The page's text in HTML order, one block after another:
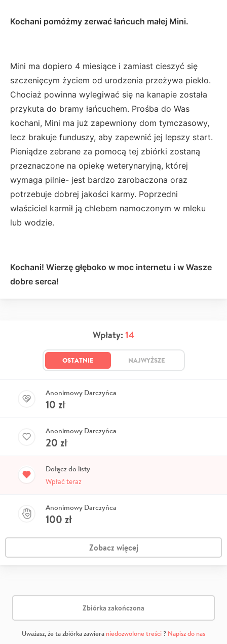
Kochani pomóżmy zerwać łańcuch małej Mini.
Mini ma dopiero 4 miesiące i zamiast cieszyć się
szczenięcym życiem od urodzenia przeżywa piekło.
Chociaż powinna wylegiwać się na kanapie została
przykuta do bramy łańcuchem. Prośba do Was
kochani, Mini ma już zapewniony dom tymczasowy,
lecz brakuje funduszy, aby zapewnić jej lepszy start.
Pieniądze zebrane za pomocą tej zbiórki zostaną
przeznaczone na opiekę weterynaryjną, której
wymaga pilnie- jest bardzo zarobaczona oraz
potrzebuje dobrej jakości karmy. Poprzedni
właściciel karmił ją chlebem namoczonym w mleku
lub wodzie.
Kochani! Wierzę głęboko w moc internetu i w Wasze
dobre serca!
Wpłaty: 14
OSTATNIE NAJWYŻSZE
Anonimowy Darczyńca
10 zł
Anonimowy Darczyńca
20 zł
Dołącz do listy
Wpłać teraz
Anonimowy Darczyńca
100 zł
Zobacz więcej
Zbiórka zakończona
Uważasz, że ta zbiórka zawiera niedozwolone treści? Napisz do nas